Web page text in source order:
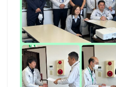
新卒採用
└ 先輩の声
├ 金型課 Nさん